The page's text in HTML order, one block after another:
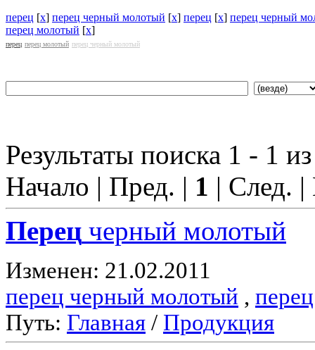
перец [x] перец черный молотый [x] перец [x] перец черный
перец молотый [x]
перец перец молотый перец черный молотый
Результаты поиска 1 - 1
Начало | Пред. | 1 | След.
Перец черный молотый
Изменен: 21.02.2011
перец черный молотый , перец
Путь: Главная / Продукция